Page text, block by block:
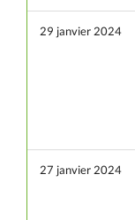
29 janvier 2024
27 janvier 2024